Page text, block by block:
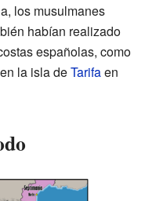
los musulmanes
habían realizado
españolas, como
la isla deTarifaen